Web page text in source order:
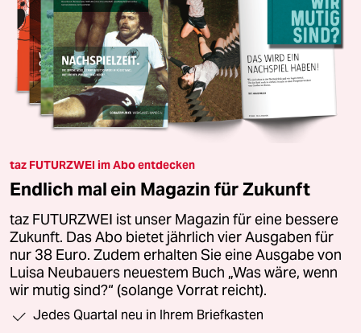
taz FUTURZWEI im Abo entdecken
Endlich mal ein Magazin für Zukunft
taz FUTURZWEI ist unser Magazin für eine bessere
Zukunft. Das Abo bietet jährlich vier Ausgaben für
nur 38 Euro. Zudem erhalten Sie eine Ausgabe von
Luisa Neubauers neuestem Buch „Was wäre, wenn
wir mutig sind?“ (solange Vorrat reicht).
Jedes Quartal neu in Ihrem Briefkasten